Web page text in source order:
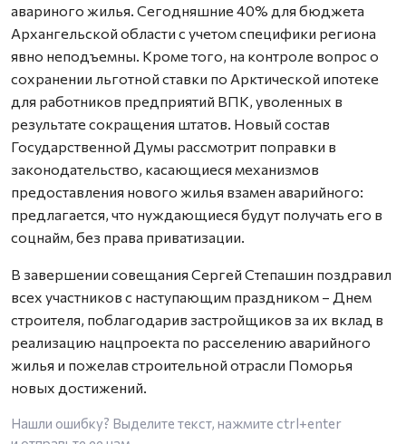
авариного жилья. Сегодняшние 40% для бюджета
Архангельской области с учетом специфики региона
явно неподъемны. Кроме того, на контроле вопрос о
сохранении льготной ставки по Арктической ипотеке
для работников предприятий ВПК, уволенных в
результате сокращения штатов. Новый состав
Государственной Думы рассмотрит поправки в
законодательство, касающиеся механизмов
предоставления нового жилья взамен аварийного:
предлагается, что нуждающиеся будут получать его в
соцнайм, без права приватизации.
В завершении совещания Сергей Степашин поздравил
всех участников с наступающим праздником – Днем
строителя, поблагодарив застройщиков за их вклад в
реализацию нацпроекта по расселению аварийного
жилья и пожелав строительной отрасли Поморья
новых достижений.
Нашли ошибку? Выделите текст, нажмите ctrl+enter